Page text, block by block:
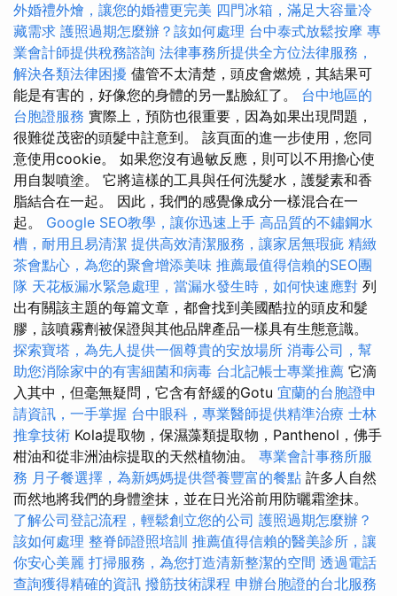
外婚禮外燴，讓您的婚禮更完美 四門冰箱，滿足大容量冷
藏需求 護照過期怎麼辦？該如何處理 台中泰式放鬆按摩 專
業會計師提供稅務諮詢 法律事務所提供全方位法律服務，
解決各類法律困擾 儘管不太清楚，頭皮會燃燒，其結果可
能是有害的，好像您的身體的另一點臉紅了。 台中地區的
台胞證服務 實際上，預防也很重要，因為如果出現問題，
很難從茂密的頭髮中註意到。 該頁面的進一步使用，您同
意使用cookie。 如果您沒有過敏反應，則可以不用擔心使
用自製噴塗。 它將這樣的工具與任何洗髮水，護髮素和香
脂結合在一起。 因此，我們的感覺像成分一樣混合在一
起。 Google SEO教學，讓你迅速上手 高品質的不鏽鋼水
槽，耐用且易清潔 提供高效清潔服務，讓家居無瑕疵 精緻
茶會點心，為您的聚會增添美味 推薦最值得信賴的SEO團
隊 天花板漏水緊急處理，當漏水發生時，如何快速應對 列
出有關該主題的每篇文章，都會找到美國酷拉的頭皮和髮
膠，該噴霧劑被保證與其他品牌產品一樣具有生態意識。
探索寶塔，為先人提供一個尊貴的安放場所 消毒公司，幫
助您消除家中的有害細菌和病毒 台北記帳士專業推薦 它滴
入其中，但毫無疑問，它含有舒緩的Gotu 宜蘭的台胞證申
請資訊，一手掌握 台中眼科，專業醫師提供精準治療 士林
推拿技術 Kola提取物，保濕藻類提取物，Panthenol，佛手
柑油和從非洲油棕提取的天然植物油。 專業會計事務所服
務 月子餐選擇，為新媽媽提供營養豐富的餐點 許多人自然
而然地將我們的身體塗抹，並在日光浴前用防曬霜塗抹。
了解公司登記流程，輕鬆創立您的公司 護照過期怎麼辦？
該如何處理 整脊師證照培訓 推薦值得信賴的醫美診所，讓
你安心美麗 打掃服務，為您打造清新整潔的空間 透過電話
查詢獲得精確的資訊 撥筋技術課程 申辦台胞證的台北服務